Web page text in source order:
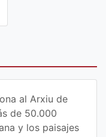
al Arxiu de
de 50.000
y los paisajes